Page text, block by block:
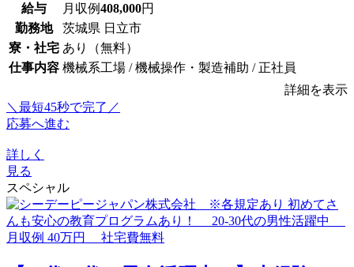
給与 月収例408,000円
勤務地
茨城県 日立市
寮・社宅 あり（無料）
仕事内容 機械系工場 / 機械操作・製造補助 / 正社員
詳細を表示
＼最短45秒で完了／
応募へ進む
詳しく
見る
スペシャル